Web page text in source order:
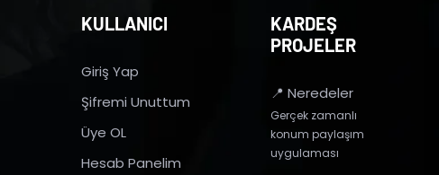
KULLANICI
Giriş Yap
Şifremi Unuttum
Üye OL
Hesab Panelim
KARDEŞ
PROJELER
📍 Neredeler
Gerçek zamanlı
konum paylaşım
uygulaması